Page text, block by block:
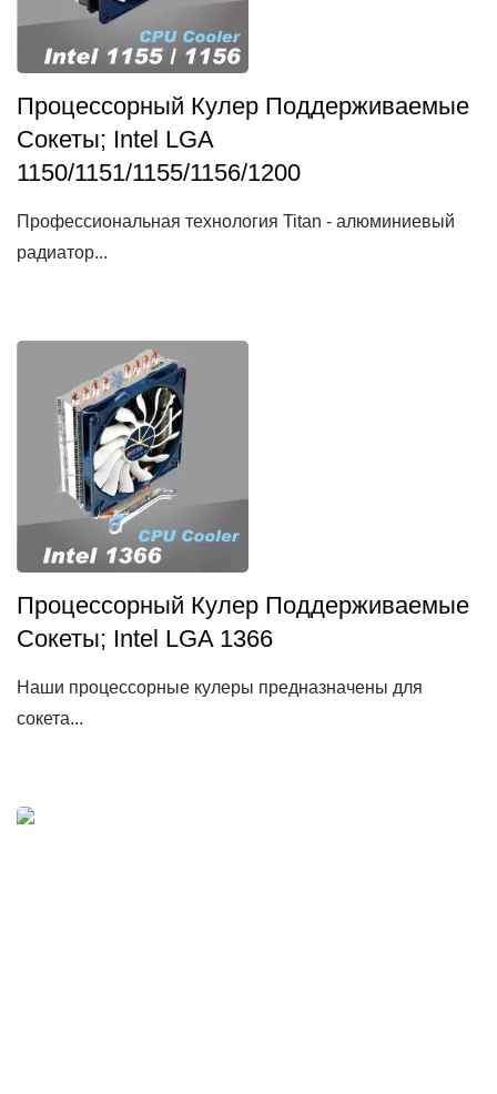
Процессорный Кулер Поддерживаемые
Сокеты; Intel LGA
1150/1151/1155/1156/1200
Профессиональная технология Titan - алюминиевый
радиатор...
Процессорный Кулер Поддерживаемые
Сокеты; Intel LGA 1366
Наши процессорные кулеры предназначены для
сокета...